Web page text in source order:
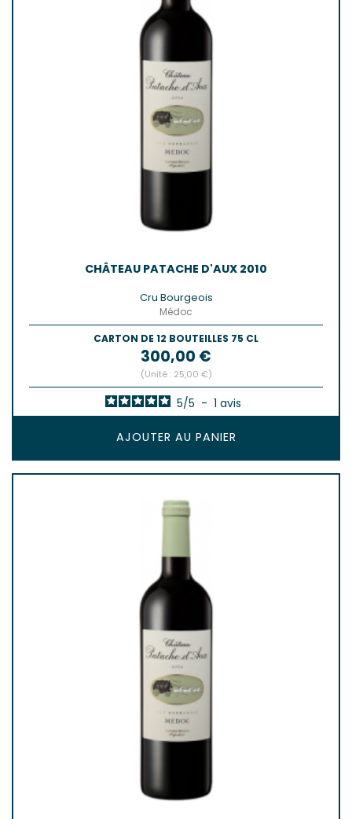
CHÂTEAU PATACHE D'AUX 2010
Cru Bourgeois
Médoc
CARTON DE 12 BOUTEILLES 75 CL
Prix
300,00 €
(Unité : 25,00 €)
5/5 - 1 avis
AJOUTER AU PANIER